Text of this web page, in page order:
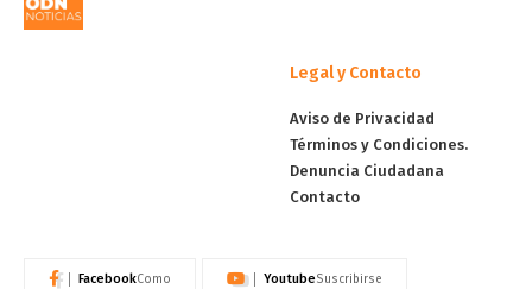
Legal y Contacto
Aviso de Privacidad
Términos y Condiciones.
Denuncia Ciudadana
Contacto
FacebookComo YoutubeSuscribirse